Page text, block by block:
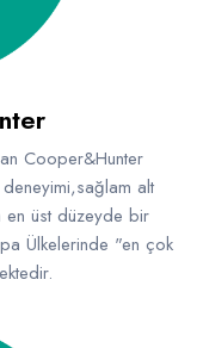
Cooper&Hunter
deneyimi,sağlam alt
en üst düzeyde bir
Ülkelerinde "en çok